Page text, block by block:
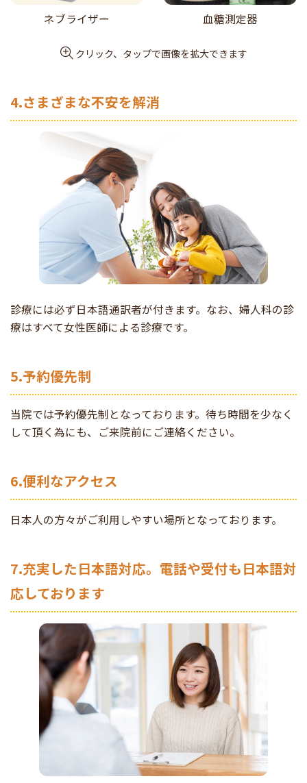
ネブライザー 血糖測定器
クリック、タップで画像を拡大できます
4.さまざまな不安を解消
診療には必ず日本語通訳者が付きます。なお、婦人科の診
療はすべて女性医師による診療です。
5.予約優先制
当院では予約優先制となっております。待ち時間を少なく
して頂く為にも、ご来院前にご連絡ください。
6.便利なアクセス
日本人の方々がご利用しやすい場所となっております。
7.充実した日本語対応。電話や受付も日本語対
応しております